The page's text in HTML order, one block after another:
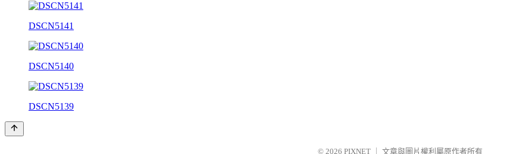
DSCN5141
DSCN5140
DSCN5139
© 2026 PIXNET 文章與圖片權利屬原作者所有